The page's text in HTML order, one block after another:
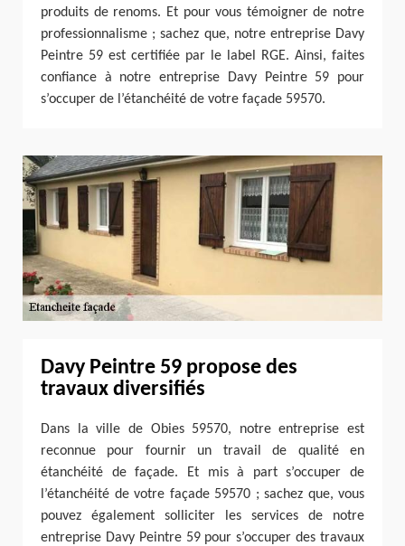
produits de renoms. Et pour vous témoigner de notre
professionnalisme ; sachez que, notre entreprise Davy
Peintre 59 est certifiée par le label RGE. Ainsi, faites
confiance à notre entreprise Davy Peintre 59 pour
s’occuper de l’étanchéité de votre façade 59570.
Davy Peintre 59 propose des
travaux diversifiés
Dans la ville de Obies 59570, notre entreprise est
reconnue pour fournir un travail de qualité en
étanchéité de façade. Et mis à part s’occuper de
l’étanchéité de votre façade 59570 ; sachez que, vous
pouvez également solliciter les services de notre
entreprise Davy Peintre 59 pour s’occuper des travaux